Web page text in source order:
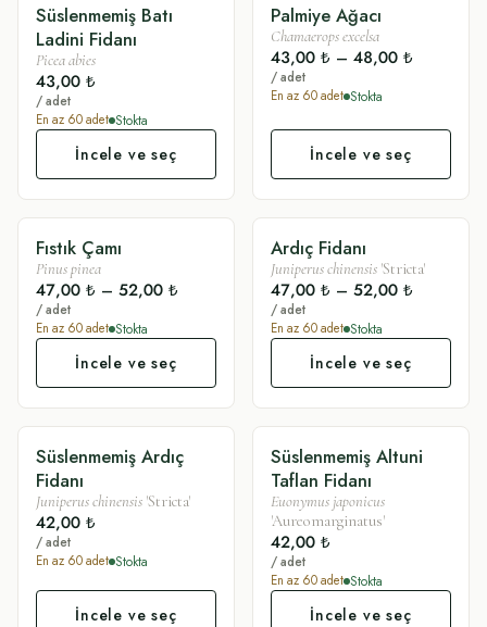
SADE
Süslenmemiş Batı
Ladini Fidanı
Picea abies
43,00 ₺
/ adet
En az 60adet Stokta
İncele ve seç
SÜSLÜ
Palmiye Ağacı
Chamaerops excelsa
43,00 ₺ – 48,00 ₺
/ adet
En az 60adet Stokta
İncele ve seç
SÜSLÜ
Fıstık Çamı
Pinus pinea
47,00 ₺ – 52,00 ₺
/ adet
En az 60adet Stokta
İncele ve seç
SÜSLÜ
Ardıç Fidanı
Juniperus chinensis 'Stricta'
47,00 ₺ – 52,00 ₺
/ adet
En az 60adet Stokta
İncele ve seç
SADE
Süslenmemiş Ardıç
Fidanı
Juniperus chinensis 'Stricta'
42,00 ₺
/ adet
En az 60adet Stokta
İncele ve seç
SADE
Süslenmemiş Altuni
Taflan Fidanı
Euonymus japonicus
'Aureomarginatus'
42,00 ₺
/ adet
En az 60adet Stokta
İncele ve seç